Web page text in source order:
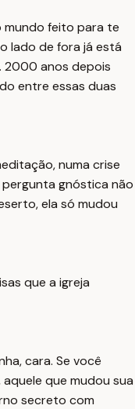
mundo feito para te
lado de fora já está
2000 anos depois
entre essas duas
numa crise
gnóstica não
ela só mudou
que a igreja
cara. Se você
que mudou sua
secreto com